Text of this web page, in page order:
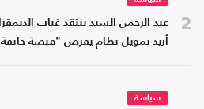
2
عبد الرحمن السيد ينتقد غياب
أريد تمويل نظام يفرض "قبضة
سياسة